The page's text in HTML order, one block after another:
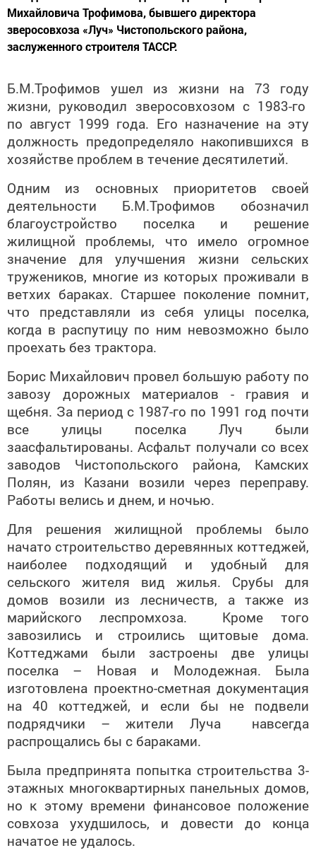
Михайловича Трофимова, бывшего директора
зверосовхоза «Луч» Чистопольского района,
заслуженного строителя ТАССР.
Б.М.Трофимов ушел из жизни на 73 году
жизни, руководил зверосовхозом с 1983-го
по август 1999 года. Его назначение на эту
должность предопределяло накопившихся в
хозяйстве проблем в течение десятилетий.
Одним из основных приоритетов своей
деятельности Б.М.Трофимов обозначил
благоустройство поселка и решение
жилищной проблемы, что имело огромное
значение для улучшения жизни сельских
тружеников, многие из которых проживали в
ветхих бараках. Старшее поколение помнит,
что представляли из себя улицы поселка,
когда в распутицу по ним невозможно было
проехать без трактора.
Борис Михайлович провел большую работу по
завозу дорожных материалов - гравия и
щебня. За период с 1987-го по 1991 год почти
все улицы поселка Луч были
заасфальтированы. Асфальт получали со всех
заводов Чистопольского района, Камских
Полян, из Казани возили через переправу.
Работы велись и днем, и ночью.
Для решения жилищной проблемы было
начато строи­тельство деревянных коттеджей,
наиболее подходящий и удобный для
сельского жителя вид жилья. Срубы для
домов возили из лесничеств, а также из
марийского леспромхоза. Кроме того
завозились и строились щитовые дома.
Коттеджами были застроены две улицы
поселка – Новая и Молодежная. Была
изготовлена проектно-сметная документация
на 40 коттеджей, и если бы не подвели
подрядчики – жители Луча навсегда
распрощались бы с бараками.
Была предпринята попытка строительства 3-
этажных многоквартирных панельных домов,
но к этому времени финансовое положение
совхоза ухудшилось, и довести до конца
начатое не удалось.